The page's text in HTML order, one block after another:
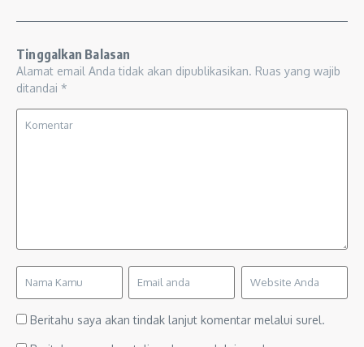
Tinggalkan Balasan
Alamat email Anda tidak akan dipublikasikan. Ruas yang wajib
ditandai *
Beritahu saya akan tindak lanjut komentar melalui surel.